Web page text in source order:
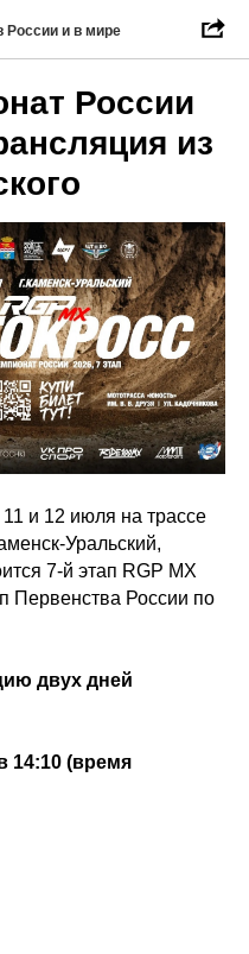
России и в мире
России
из
и 12 июля на трассе
Уральский,
7-й этап RGP MX
Первенства России по
двух дней
14:10 (время